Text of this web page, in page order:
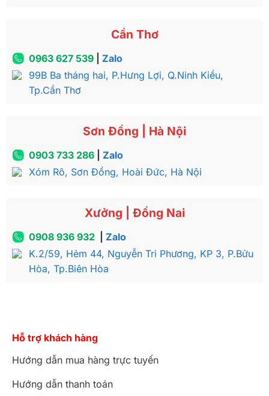
chân giương mang đến vẻ đẹp nhẹ nhàng, tinh tế
Bàn phấn cổ điển Royal châu Âu VIP – BP309
Cần Thơ
0963 627 539| Zalo
99B Ba tháng hai, P.Hưng Lợi, Q.Ninh Kiều,
Tp.Cần Thơ
Sơn Đồng | Hà Nội
0903 733 286| Zalo
Xóm Rô, Sơn Đồng, Hoài Đức, Hà Nội
Xưởng | Đồng Nai
0908 936 932
Zalo
K.2/59, Hẻm 44, Nguyễn Tri Phương, KP 3, P.Bửu
Hòa, Tp.Biên Hòa
Hỗ trợ khách hàng
Hướng dẫn mua hàng trực tuyến
Hướng dẫn thanh toán